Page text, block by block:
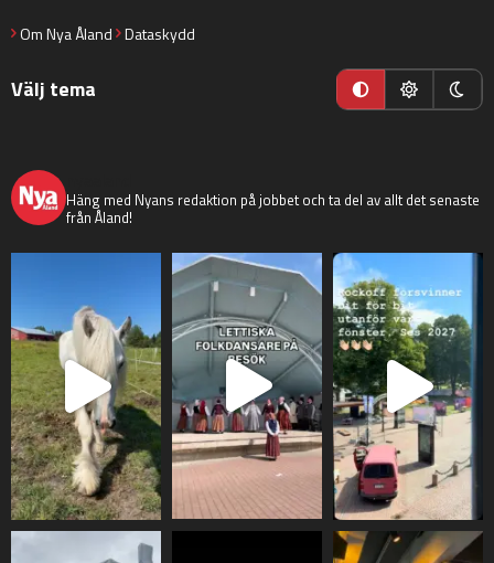
Om Nya Åland Dataskydd
Välj tema
Häng med Nyans redaktion på jobbet och ta del av allt det senaste
från Åland!